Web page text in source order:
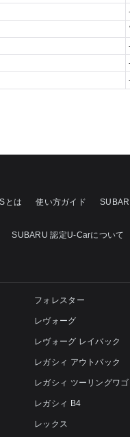
とは 使い方ガイド
SUBARU 認定U-Carについて
フォレスター
レヴォーグ
レヴォーグ レイバック
レガシィ アウトバック
レガシィ ツーリングワ
レガシィ B4
レックス